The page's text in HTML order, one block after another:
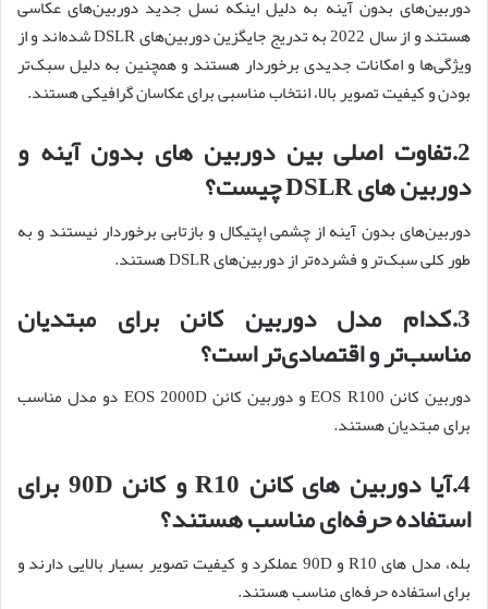
دوربین‌های بدون آینه به دلیل اینکه نسل جدید دوربین‌های عکاسی
هستند و از سال 2022 به تدریج جایگزین دوربین‌های DSLR شده‌اند و از
ویژگی‌ها و امکانات جدیدی برخوردار هستند و همچنین به دلیل سبک‌تر
بودن و کیفیت تصویر بالا، انتخاب مناسبی برای عکاسان گرافیکی هستند.
2.تفاوت اصلی بین دوربین های بدون آینه و
دوربین های DSLR چیست؟
دوربین‌های بدون آینه از چشمی اپتیکال و بازتابی برخوردار نیستند و به
طور کلی سبک‌تر و فشرده‌تر از دوربین‌های DSLR هستند.
3.کدام مدل دوربین کانن برای مبتدیان
مناسب‌تر و اقتصادی‌تر است؟
دوربین کانن EOS R100 و دوربین کانن EOS 2000D دو مدل مناسب
برای مبتدیان هستند.
4.آیا دوربین های کانن R10 و کانن 90D برای
استفاده حرفه‌ای مناسب هستند؟
بله، مدل های R10 و 90D عملکرد و کیفیت تصویر بسیار بالایی دارند و
برای استفاده حرفه‌ای مناسب هستند.